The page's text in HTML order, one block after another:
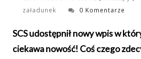
załadunek
0 Komentarze
SCS udostępnił nowy wpis w
ciekawa nowość! Coś czego